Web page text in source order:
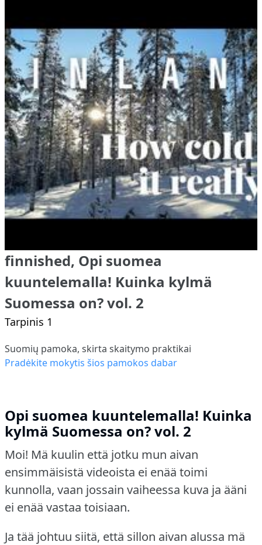
finnished, Opi suomea
kuuntelemalla! Kuinka kylmä
Suomessa on? vol. 2
Tarpinis 1
Suomių pamoka, skirta skaitymo praktikai
Pradėkite mokytis šios pamokos dabar
Opi suomea kuuntelemalla! Kuinka
kylmä Suomessa on? vol. 2
Moi! Mä kuulin että jotku mun aivan
ensimmäisistä videoista ei enää toimi
kunnolla, vaan jossain vaiheessa kuva ja ääni
ei enää vastaa toisiaan.
Ja tää johtuu siitä, että sillon aivan alussa mä